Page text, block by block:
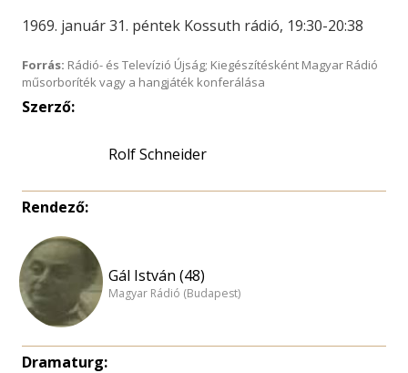
1969. január 31. péntek Kossuth rádió, 19:30-20:38
Forrás: Rádió- és Televízió Újság; Kiegészítésként Magyar Rádió
műsorboríték vagy a hangjáték konferálása
Szerző:
Rolf Schneider
Rendező:
Gál István (48)
Magyar Rádió (Budapest)
Dramaturg: